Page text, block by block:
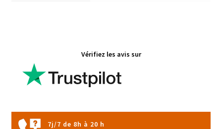
Vérifiez les avis sur
7j/7 de 8h à 20 h